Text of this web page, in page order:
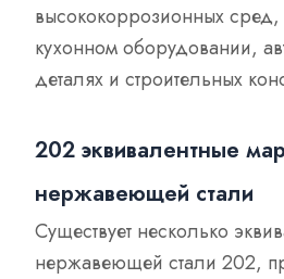
высококоррозионных
кухонном оборудовании,
деталях и строительных
202 эквивалентные
нержавеющей стали
Существует несколько
нержавеющей стали 202,